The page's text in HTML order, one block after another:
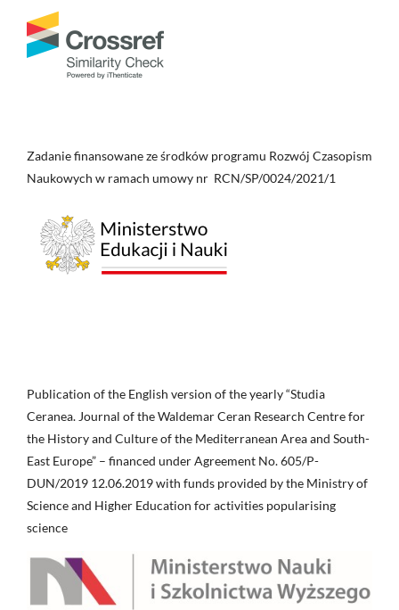
Zadanie finansowane ze środków programu Rozwój Czasopism
Naukowych w ramach umowy nr RCN/SP/0024/2021/1
Publication of the English version of the yearly “Studia
Ceranea. Journal of the Waldemar Ceran Research Centre for
the History and Culture of the Mediterranean Area and South-
East Europe” – financed under Agreement No. 605/P-
DUN/2019 12.06.2019 with funds provided by the Ministry of
Science and Higher Education for activities popularising
science